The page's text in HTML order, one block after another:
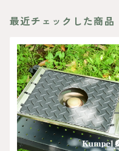
最近チェックした商品